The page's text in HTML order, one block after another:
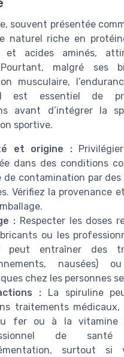
souvent présentée
naturel riche en
et acides aminés,
malgré ses
musculaire,
est essentiel de
avant d’intégrer la
sportive.
et origine :
dans des conditions
de contamination par
Vérifiez la provenance
:Respecter les doses
ou les
peut entraîner des
nausées)
chez les personnes
:La spiruline
traitements
fer ou à la vitamine
de
surtout si